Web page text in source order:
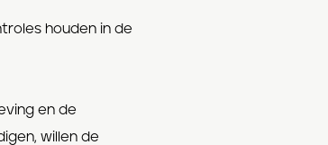
houden in de
en de
willen de